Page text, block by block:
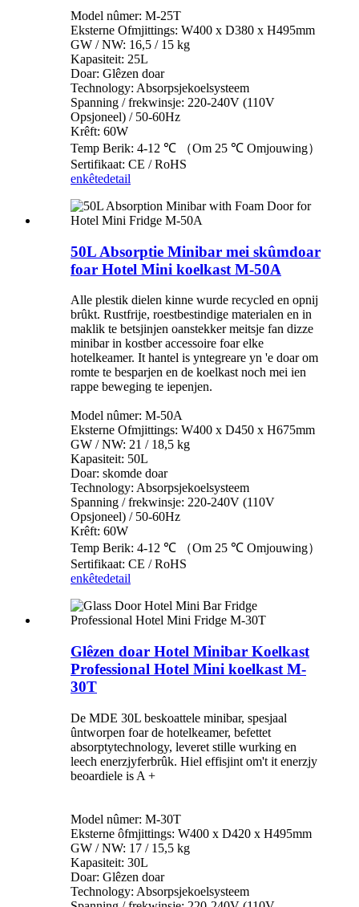
Model nûmer: M-25T
Eksterne Ofmjittings: W400 x D380 x H495mm
GW / NW: 16,5 / 15 kg
Kapasiteit: 25L
Doar: Glêzen doar
Technology: Absorpsjekoelsysteem
Spanning / frekwinsje: 220-240V (110V
Opsjoneel) / 50-60Hz
Krêft: 60W
Temp Berik: 4-12 ℃ （Om 25 ℃ Omjouwing）
Sertifikaat: CE / RoHS
enkêtedetail
50L Absorptie Minibar mei skûmdoar
foar Hotel Mini koelkast M-50A
Alle plestik dielen kinne wurde recycled en opnij
brûkt. Rustfrije, roestbestindige materialen en in
maklik te betsjinjen oanstekker meitsje fan dizze
minibar in kostber accessoire foar elke
hotelkeamer. It hantel is yntegreare yn 'e doar om
romte te besparjen en de koelkast noch mei ien
rappe beweging te iepenjen.
Model nûmer: M-50A
Eksterne Ofmjittings: W400 x D450 x H675mm
GW / NW: 21 / 18,5 kg
Kapasiteit: 50L
Doar: skomde doar
Technology: Absorpsjekoelsysteem
Spanning / frekwinsje: 220-240V (110V
Opsjoneel) / 50-60Hz
Krêft: 60W
Temp Berik: 4-12 ℃ （Om 25 ℃ Omjouwing）
Sertifikaat: CE / RoHS
enkêtedetail
Glêzen doar Hotel Minibar Koelkast
Professional Hotel Mini koelkast M-
30T
De MDE 30L beskoattele minibar, spesjaal
ûntworpen foar de hotelkeamer, befettet
absorptytechnology, leveret stille wurking en
leech enerzjyferbrûk. Hiel effisjint om't it enerzjy
beoardiele is A +
Model nûmer: M-30T
Eksterne ôfmjittings: W400 x D420 x H495mm
GW / NW: 17 / 15,5 kg
Kapasiteit: 30L
Doar: Glêzen doar
Technology: Absorpsjekoelsysteem